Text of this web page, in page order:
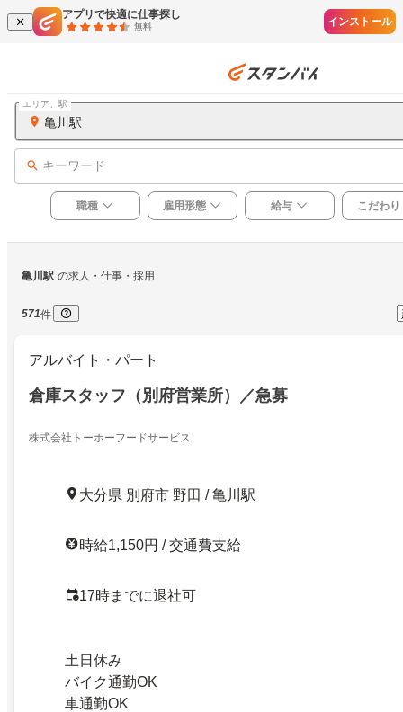
アプリで快適に仕事探し
無料 インストール
亀川駅
エリア、駅
キーワード
職種 雇用形態 給与 こだわり
亀川駅 の求人・仕事・採用
571件
アルバイト・パート
倉庫スタッフ（別府営業所）／急募
株式会社トーホーフードサービス
大分県 別府市 野田 / 亀川駅
時給1,150円 / 交通費支給
17時までに退社可
土日休み
バイク通勤OK
車通勤OK